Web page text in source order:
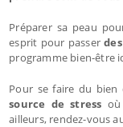
Préparer sa peau
esprit pour passer
programme bien-être
Pour se faire du bien
source de stress
ailleurs, rendez-vous